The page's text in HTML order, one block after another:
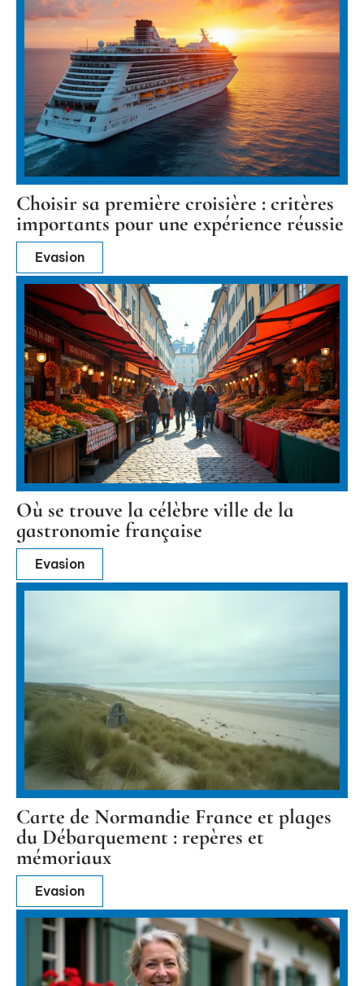
Choisir sa première croisière : critères
importants pour une expérience réussie
Evasion
Où se trouve la célèbre ville de la
gastronomie française
Evasion
Carte de Normandie France et plages
du Débarquement : repères et
mémoriaux
Evasion